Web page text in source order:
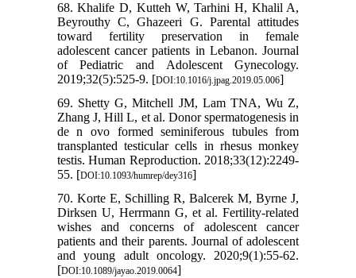
68. Khalife D, Kutteh W, Tarhini H, Khalil A,
Beyrouthy C, Ghazeeri G. Parental attitudes
toward fertility preservation in female
adolescent cancer patients in Lebanon. Journal
of Pediatric and Adolescent Gynecology.
2019;32(5):525-9. [DOI:10.1016/j.jpag.2019.05.006]
69. Shetty G, Mitchell JM, Lam TNA, Wu Z,
Zhang J, Hill L, et al. Donor spermatogenesis in
de n ovo formed seminiferous tubules from
transplanted testicular cells in rhesus monkey
testis. Human Reproduction. 2018;33(12):2249-
55. [DOI:10.1093/humrep/dey316]
70. Korte E, Schilling R, Balcerek M, Byrne J,
Dirksen U, Herrmann G, et al. Fertility-related
wishes and concerns of adolescent cancer
patients and their parents. Journal of adolescent
and young adult oncology. 2020;9(1):55-62.
[DOI:10.1089/jayao.2019.0064]